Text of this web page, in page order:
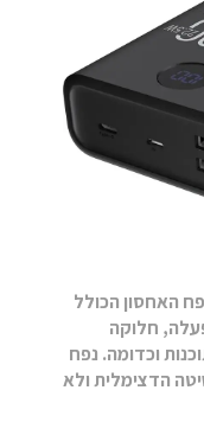
האחסון הכולל
חלוקה
וכדומה. נפח
הדצימלית ולא